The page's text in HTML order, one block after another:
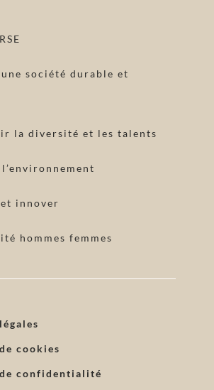
société durable et
la diversité et les talents
innover
hommes femmes
cookies
confidentialité